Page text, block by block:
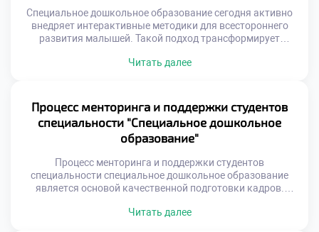
Специальное дошкольное образование сегодня активно
внедряет интерактивные методики для всестороннего
развития малышей. Такой подход трансформирует
процесс познания. Ребенок становится активным
взаимодействие как главный инструмент обучения и
воспитания. Интерактивность подразумевает
двусторонний обмен информацией между участниками
процесса. Дети взаимодействуют друг с другом, […]
Читать далее
Процесс менторинга и поддержки студентов
специальности "Специальное дошкольное
образование"
Процесс менторинга и поддержки студентов
специальности специальное дошкольное образование
является основой качественной подготовки кадров.
академического кураторства. Это глубокое
Читать далее